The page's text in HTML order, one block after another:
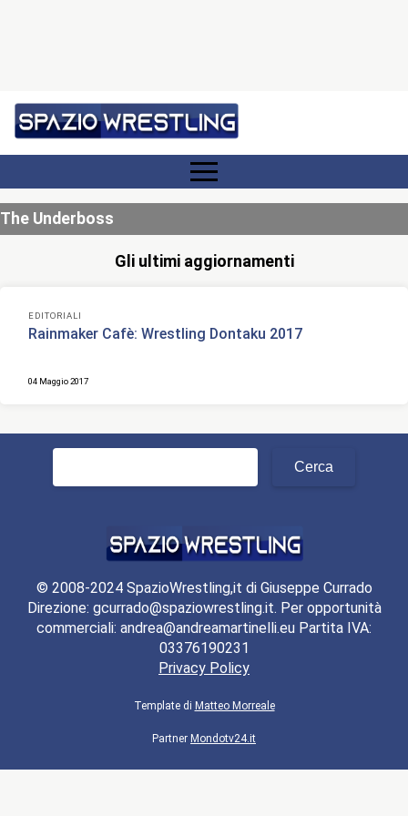
The Underboss
Gli ultimi aggiornamenti
EDITORIALI
Rainmaker Cafè: Wrestling Dontaku 2017
04 Maggio 2017
Ricerca
© 2008-2024 SpazioWrestling,it di Giuseppe Currado
Direzione: gcurrado@spaziowrestling.it. Per opportunità
commerciali: andrea@andreamartinelli.eu Partita IVA:
03376190231
Privacy Policy
Template di Matteo Morreale
Partner Mondotv24.it